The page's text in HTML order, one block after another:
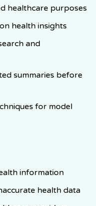
healthcare purposes
health insights
and
summaries before
for model
information
health data